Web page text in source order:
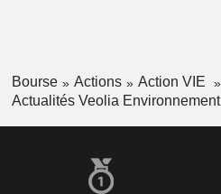
Bourse Actions
Action VIE
Actualités Veolia Environnement